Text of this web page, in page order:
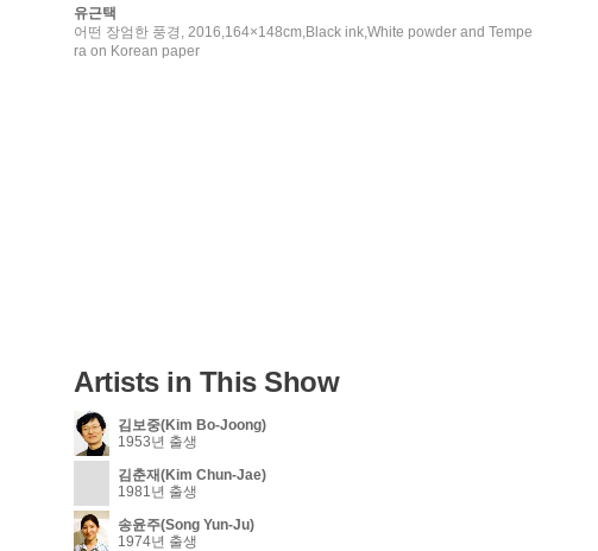
유근택
어떤 장엄한 풍경, 2016,164×148cm,Black ink,White powder and Tempe
ra on Korean paper
Artists in This Show
김보중(Kim Bo-Joong)
1953년 출생
김춘재(Kim Chun-Jae)
1981년 출생
송윤주(Song Yun-Ju)
1974년 출생